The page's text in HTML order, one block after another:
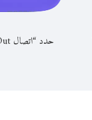
حدد “اتصال Viber Out” من عنوان المحادثة